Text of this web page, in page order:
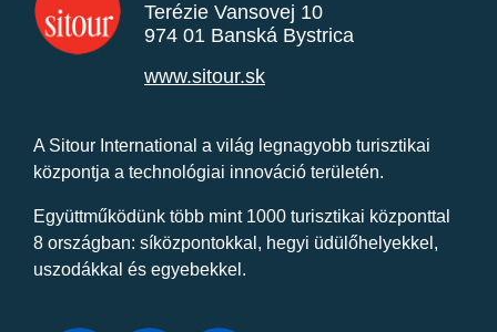
Terézie Vansovej 10
974 01 Banská Bystrica
www.sitour.sk
A Sitour International a világ legnagyobb turisztikai
központja a technológiai innováció területén.
Együttműködünk több mint 1000 turisztikai központtal
8 országban: síközpontokkal, hegyi üdülőhelyekkel,
uszodákkal és egyebekkel.